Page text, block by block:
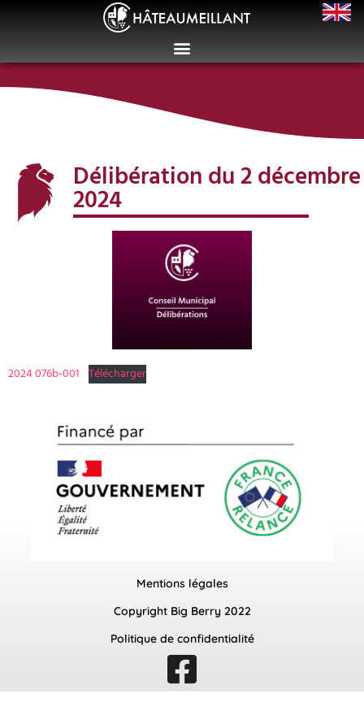
Délibération du 2 décembre
2024
2024 076b-001 Télécharger
Mentions légales
Copyright Big Berry 2022
Politique de confidentialité